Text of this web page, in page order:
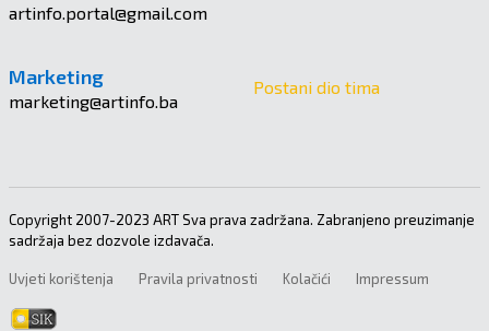
artinfo.portal@gmail.com
Marketing
marketing@artinfo.ba
Postani dio tima
Copyright 2007-2023 ART Sva prava zadržana. Zabranjeno preuzimanje
sadržaja bez dozvole izdavača.
Uvjeti korištenja Pravila privatnosti Kolačići Impressum